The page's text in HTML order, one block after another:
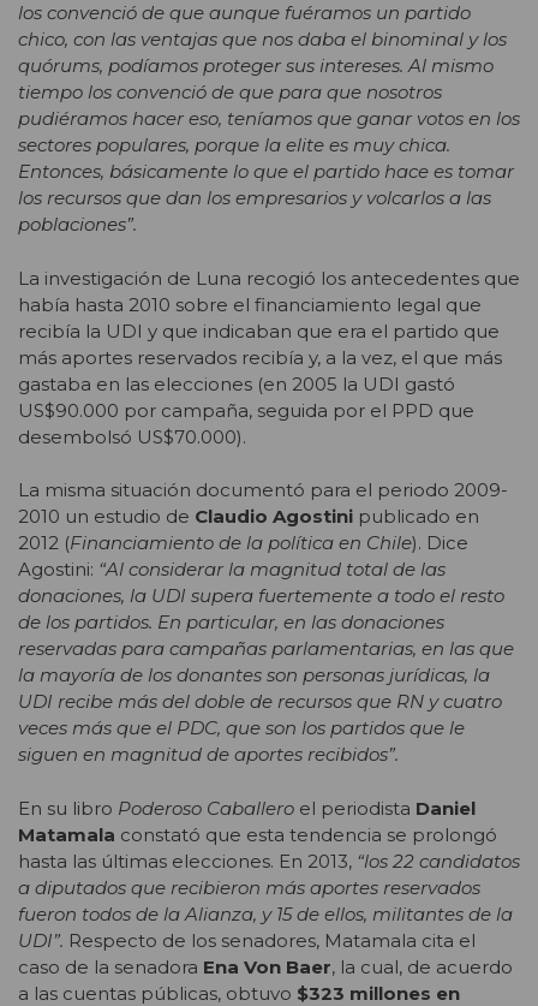
los convenció de que aunque fuéramos un partido
chico, con las ventajas que nos daba el binominal y los
quórums, podíamos proteger sus intereses. Al mismo
tiempo los convenció de que para que nosotros
pudiéramos hacer eso, teníamos que ganar votos en los
sectores populares, porque la elite es muy chica.
Entonces, básicamente lo que el partido hace es tomar
los recursos que dan los empresarios y volcarlos a las
poblaciones”.
La investigación de Luna recogió los antecedentes que
había hasta 2010 sobre el financiamiento legal que
recibía la UDI y que indicaban que era el partido que
más aportes reservados recibía y, a la vez, el que más
gastaba en las elecciones (en 2005 la UDI gastó
US$90.000 por campaña, seguida por el PPD que
desembolsó US$70.000).
La misma situación documentó para el periodo 2009-
2010 un estudio de Claudio Agostini publicado en
2012 (Financiamiento de la política en Chile). Dice
Agostini: “Al considerar la magnitud total de las
donaciones, la UDI supera fuertemente a todo el resto
de los partidos. En particular, en las donaciones
reservadas para campañas parlamentarias, en las que
la mayoría de los donantes son personas jurídicas, la
UDI recibe más del doble de recursos que RN y cuatro
veces más que el PDC, que son los partidos que le
siguen en magnitud de aportes recibidos”.
En su libro Poderoso Caballero el periodista Daniel
Matamala constató que esta tendencia se prolongó
hasta las últimas elecciones. En 2013, “los 22 candidatos
a diputados que recibieron más aportes reservados
fueron todos de la Alianza, y 15 de ellos, militantes de la
UDI”. Respecto de los senadores, Matamala cita el
caso de la senadora Ena Von Baer, la cual, de acuerdo
a las cuentas públicas, obtuvo $323 millones en